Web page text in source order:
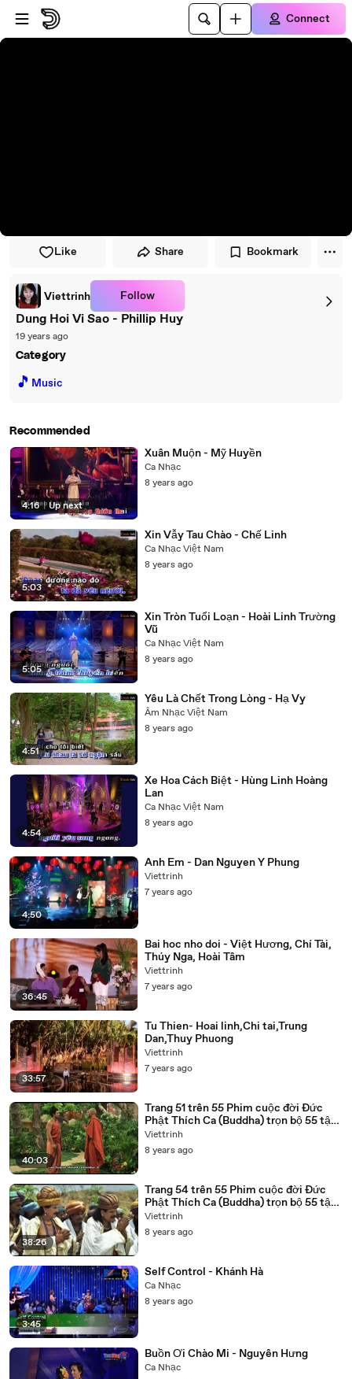
Skip to player
Skip to main content
Connect
Like Share Bookmark
Viettrinh Follow
Dung Hoi Vi Sao - Phillip Huy
19 years ago
Category
🎵 Music
Recommended
4:16 | Up next
Xuân Muộn - Mỹ Huyền
Ca Nhạc
8 years ago
5:03
Xin Vẫy Tau Chào - Chế Linh
Ca Nhạc Việt Nam
8 years ago
5:05
Xin Tròn Tuổi Loạn - Hoài Linh Trường
Vũ
Ca Nhạc Việt Nam
8 years ago
4:51
Yêu Là Chết Trong Lòng - Hạ Vy
Âm Nhạc Việt Nam
8 years ago
4:54
Xe Hoa Cách Biệt - Hùng Linh Hoàng
Lan
Ca Nhạc Việt Nam
8 years ago
4:50
Anh Em - Dan Nguyen Y Phung
Viettrinh
7 years ago
36:45
Bai hoc nho doi - Việt Hương, Chí Tài,
Thúy Nga, Hoài Tâm
Viettrinh
7 years ago
33:57
Tu Thien- Hoai linh,Chi tai,Trung
Dan,Thuy Phuong
Viettrinh
7 years ago
40:03
Trang 51 trên 55 Phim cuộc đời Đức
Phật Thích Ca (Buddha) trọn bộ 55 tập
lồng tiếng
Viettrinh
8 years ago
38:26
Trang 54 trên 55 Phim cuộc đời Đức
Phật Thích Ca (Buddha) trọn bộ 55 tập
lồng tiếng
Viettrinh
8 years ago
3:45
Self Control - Khánh Hà
Ca Nhạc
8 years ago
Buồn Ơi Chào Mi - Nguyên Hưng
Ca Nhạc